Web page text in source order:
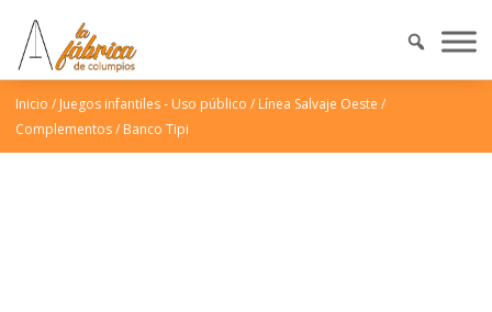
Inicio / Juegos infantiles - Uso público / Línea Salvaje Oeste /
Complementos/ Banco Tipi